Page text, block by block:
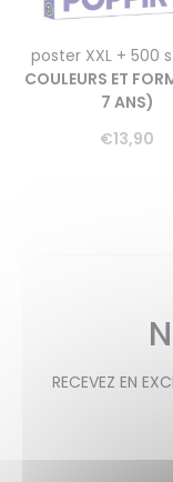
poster XXL + 500
COULEURS ET
7 ANS)
€13,90
RECEVEZ EN